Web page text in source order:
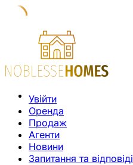
Увійти
Оренда
Продаж
Агенти
Новини
Запитання та відповіді